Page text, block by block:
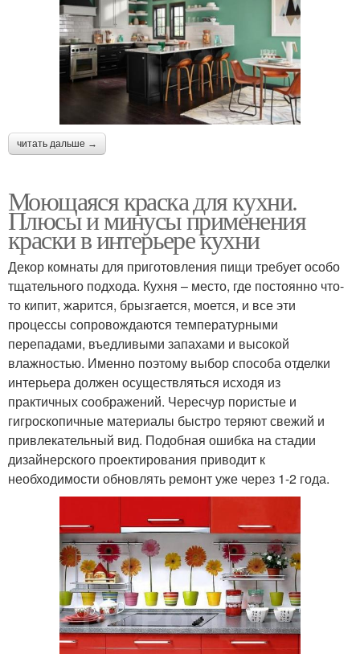
читать дальше →
Моющаяся краска для кухни.
Плюсы и минусы применения
краски в интерьере кухни
Декор комнаты для приготовления пищи требует особо
тщательного подхода. Кухня – место, где постоянно что-
то кипит, жарится, брызгается, моется, и все эти
процессы сопровождаются температурными
перепадами, въедливыми запахами и высокой
влажностью. Именно поэтому выбор способа отделки
интерьера должен осуществляться исходя из
практичных соображений. Чересчур пористые и
гигроскопичные материалы быстро теряют свежий и
привлекательный вид. Подобная ошибка на стадии
дизайнерского проектирования приводит к
необходимости обновлять ремонт уже через 1-2 года.